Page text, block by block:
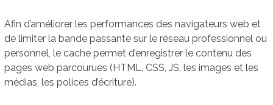
Afin d’améliorer les performances des navigateurs web et
de limiter la bande passante sur le réseau professionnel ou
personnel, le cache permet d’enregistrer le contenu des
pages web parcourues (HTML, CSS, JS, les images et les
médias, les polices d’écriture).